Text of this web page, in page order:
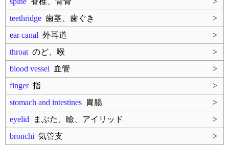
teethridge 歯茎、歯ぐき
>
ear canal 外耳道
>
throat のど、喉
>
blood vessel 血管
>
finger指
>
stomach and intestines 胃腸
>
eyelid まぶた、瞼、アイリッド
>
bronchi 気管支 >